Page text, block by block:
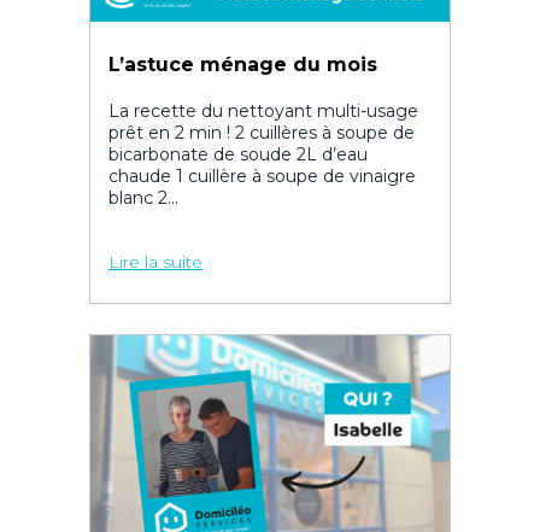
L’astuce ménage du mois
La recette du nettoyant multi-usage
prêt en 2 min ! 2 cuillères à soupe de
bicarbonate de soude 2L d’eau
chaude 1 cuillère à soupe de vinaigre
blanc 2...
Lire la suite